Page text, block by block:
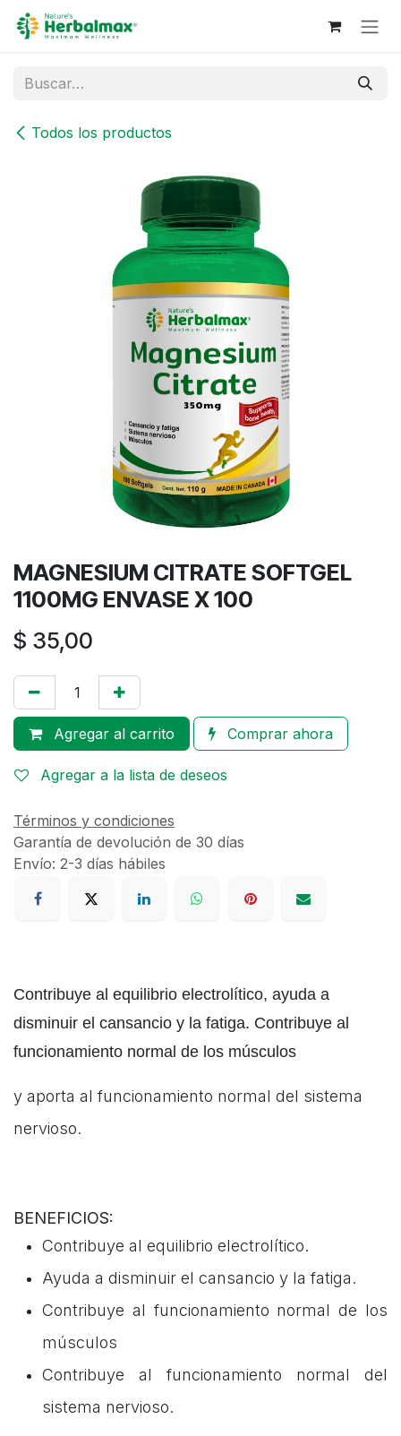
Ir al contenido
Todos los productos
MAGNESIUM CITRATE SOFTGEL
1100MG ENVASE X 100
$ 35,00
Agregar al carrito Comprar ahora
Agregar a la lista de deseos
Términos y condiciones
Garantía de devolución de 30 días
Envío: 2-3 días hábiles
Contribuye al equilibrio electrolítico, ayuda a
disminuir el cansancio y la fatiga. Contribuye al
funcionamiento normal de los músculos
y aporta al funcionamiento normal del sistema
nervioso.
BENEFICIOS:
Contribuye al equilibrio electrolítico.
Ayuda a disminuir el cansancio y la fatiga.
Contribuye al funcionamiento normal de los
músculos
Contribuye al funcionamiento normal del
sistema nervioso.